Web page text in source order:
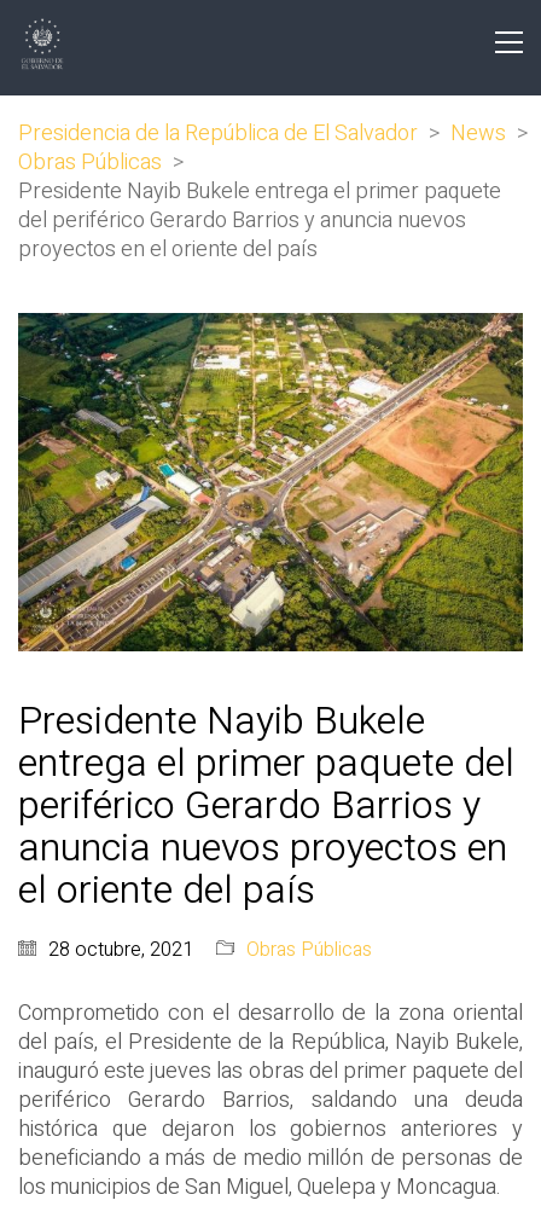
Presidencia de la República de El Salvador > News >
Obras Públicas >
Presidente Nayib Bukele entrega el primer paquete
del periférico Gerardo Barrios y anuncia nuevos
proyectos en el oriente del país
Presidente Nayib Bukele
entrega el primer paquete del
periférico Gerardo Barrios y
anuncia nuevos proyectos en
el oriente del país
28 octubre, 2021 Obras Públicas
Comprometido con el desarrollo de la zona oriental
del país, el Presidente de la República, Nayib Bukele,
inauguró este jueves las obras del primer paquete del
periférico Gerardo Barrios, saldando una deuda
histórica que dejaron los gobiernos anteriores y
beneficiando a más de medio millón de personas de
los municipios de San Miguel, Quelepa y Moncagua.